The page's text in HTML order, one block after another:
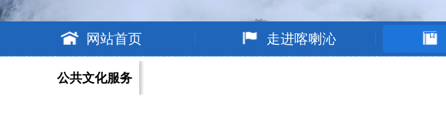
网站首页 走进喀喇沁
公共文化服务